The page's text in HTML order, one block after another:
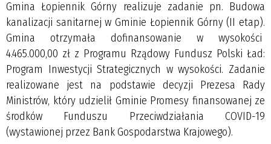
Gmina Łopiennik Górny realizuje zadanie pn. Budowa
kanalizacji sanitarnej w Gminie Łopiennik Górny (II etap).
Gmina otrzymała dofinansowanie w wysokości
4.465.000,00 zł z Programu Rządowy Fundusz Polski Ład:
Program Inwestycji Strategicznych w wysokości. Zadanie
realizowane jest na podstawie decyzji Prezesa Rady
Ministrów, który udzielił Gminie Promesy finansowanej ze
środków Funduszu Przeciwdziałania COVID-19
(wystawionej przez Bank Gospodarstwa Krajowego).